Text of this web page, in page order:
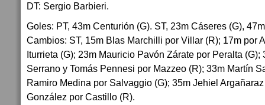
DT: Sergio Barbieri.
Goles: PT, 43m Centurión (G). ST, 23m Cáseres (G),
Cambios: ST, 15m Blas Marchilli por Villar (R); 17m por
Iturrieta (G); 23m Mauricio Pavón Zárate por Peralta
Serrano y Tomás Pennesi por Mazzeo (R); 33m Martín
Ramiro Medina por Salvaggio (G); 35m Jehiel
González por Castillo (R).